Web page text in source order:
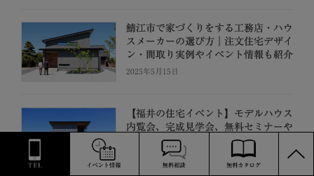
鯖江市で家づくりをする工務店・ハウ
スメーカーの選び方｜注文住宅デザイ
ン・間取り実例やイベント情報も紹介
2025年5月15日
【福井の住宅イベント】モデルハウス
内覧会、完成見学会、無料セミナーや
相談会の開催日・場所・予約情報
2025年5月14日
TOP